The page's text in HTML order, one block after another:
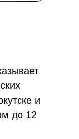
и
до 12